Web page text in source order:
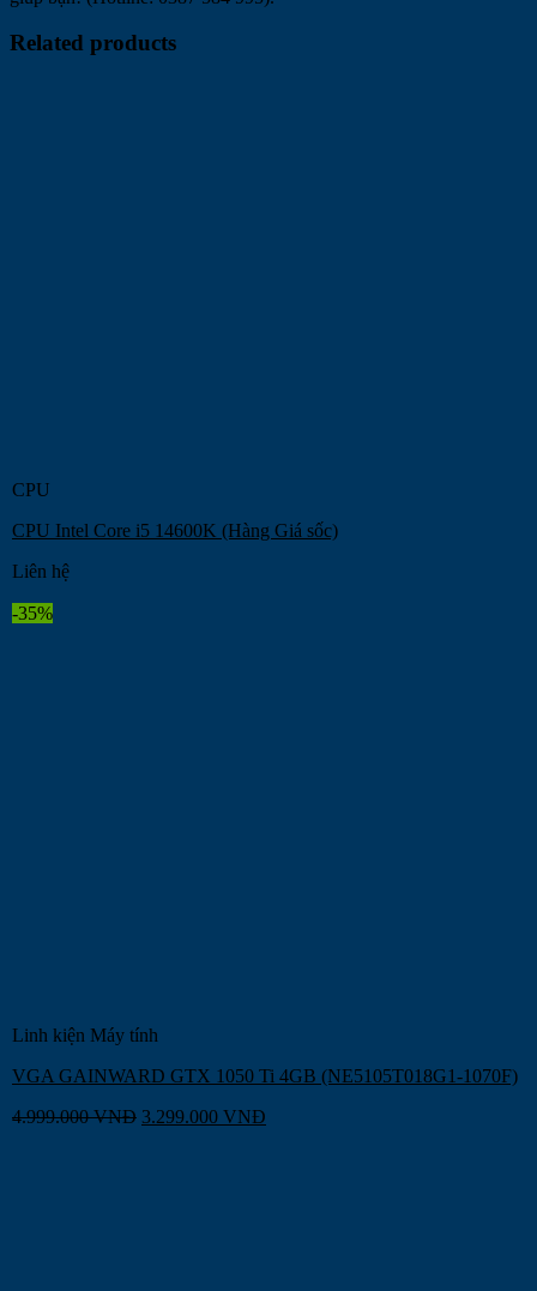
Related products
CPU
CPU Intel Core i5 14600K (Hàng Giá sốc)
Liên hệ
-35%
Linh kiện Máy tính
VGA GAINWARD GTX 1050 Ti 4GB (NE5105T018G1-1070F)
4.999.000VNĐ 3.299.000 VNĐ